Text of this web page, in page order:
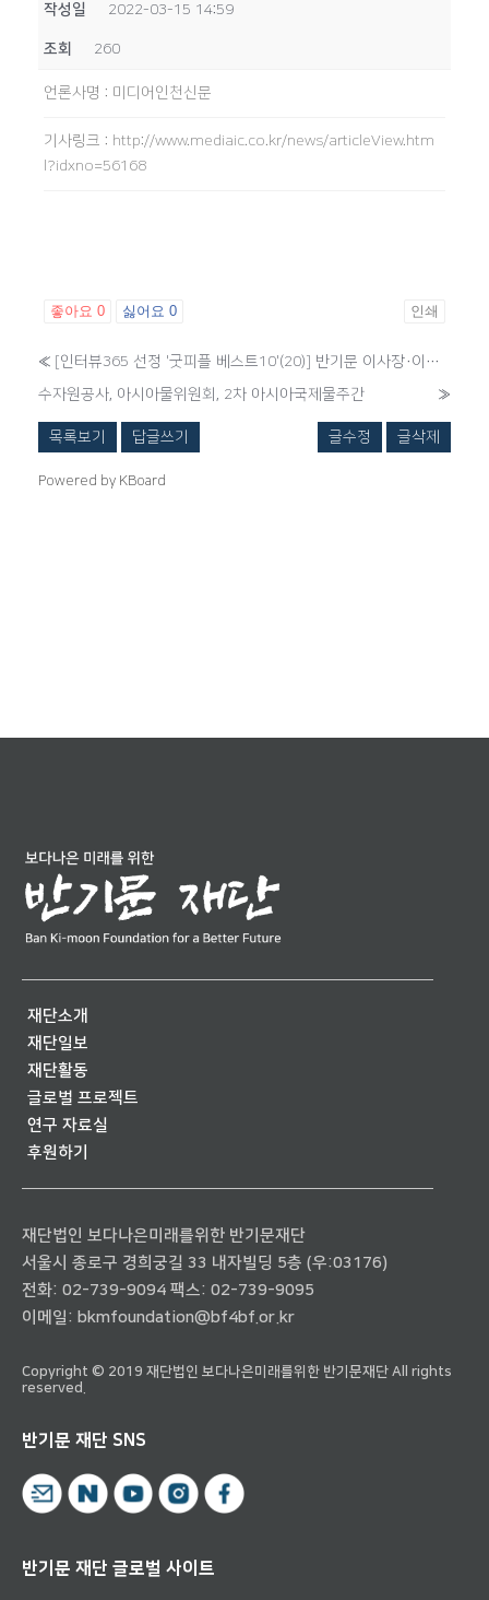
작성일 2022-03-15 14:59
조회 260
언론사명 : 미디어인천신문
기사링크 : http://www.mediaic.co.kr/news/articleView.htm
l?idxno=56168
좋아요 0 싫어요 0 인쇄
«
[인터뷰365 선정 '굿피플 베스트10'(20)] 반기문 이사장·이문수 신부·장응복 의사·박석무 이사장·신희섭 박사 등 10인 선정
수자원공사, 아시아물위원회, 2차 아시아국제물주간
»
목록보기 답글쓰기 글수정 글삭제
Powered by KBoard
재단소개
재단일보
재단활동
글로벌 프로젝트
연구 자료실
후원하기
재단법인 보다나은미래를위한 반기문재단
서울시 종로구 경희궁길 33 내자빌딩 5층 (우:03176)
전화: 02-739-9094 팩스: 02-739-9095
이메일: bkmfoundation@bf4bf.or.kr
Copyright © 2019 재단법인 보다나은미래를위한 반기문재단 All rights
reserved.
반기문 재단 SNS
반기문 재단 글로벌 사이트